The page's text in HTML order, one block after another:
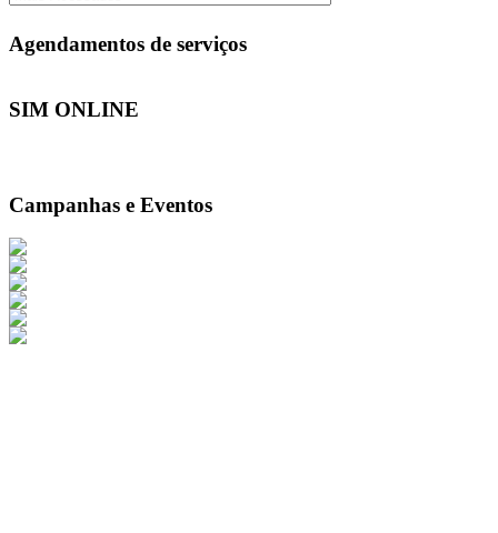
Agendamentos de serviços
SIM ONLINE
Campanhas e Eventos